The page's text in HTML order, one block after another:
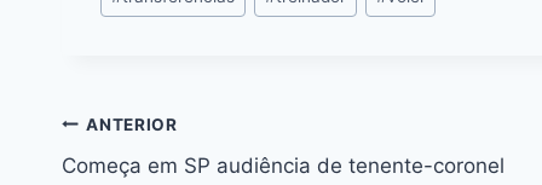
k er
ANTERIOR
Começa em SP audiência de tenente-coronel